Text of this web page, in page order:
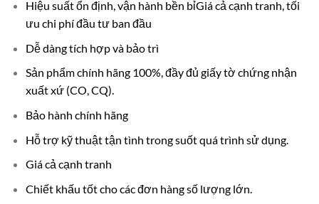
Hiệu suất ổn định, vận hành bền bỉGiá cả cạnh tranh, tối
ưu chi phí đầu tư ban đầu
Dễ dàng tích hợp và bảo trì
Sản phẩm chính hãng 100%, đầy đủ giấy tờ chứng nhận
xuất xứ (CO, CQ).
Bảo hành chính hãng
Hỗ trợ kỹ thuật tận tình trong suốt quá trình sử dụng.
Giá cả cạnh tranh
Chiết khấu tốt cho các đơn hàng số lượng lớn.